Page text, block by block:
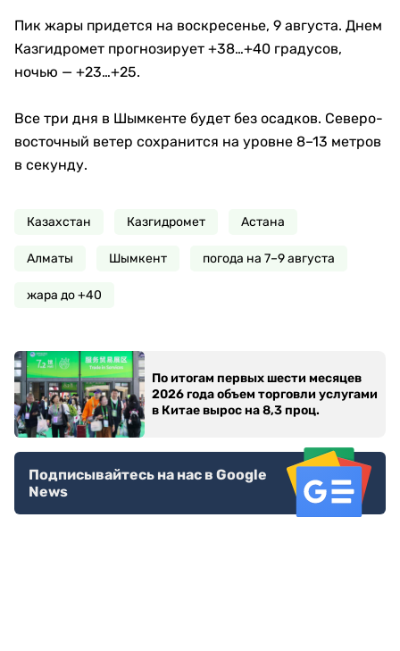
Пик жары придется на воскресенье, 9 августа. Днем
Казгидромет прогнозирует +38…+40 градусов,
ночью — +23…+25.
Все три дня в Шымкенте будет без осадков. Северо-
восточный ветер сохранится на уровне 8–13 метров
в секунду.
Казахстан Казгидромет Астана
Алматы Шымкент погода на 7–9 августа
жара до +40
По итогам первых шести месяцев
2026 года объем торговли услугами
в Китае вырос на 8,3 проц.
Подписывайтесь на нас в Google
News